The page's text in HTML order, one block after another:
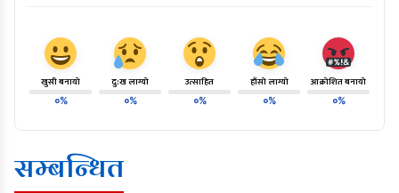
खुसी बनायो
०%
दु:ख लाग्यो
०%
उत्साहित
०%
हाँसो लाग्यो
०%
आक्रोशित बनायो
०%
सम्बन्धित